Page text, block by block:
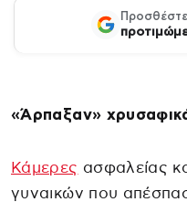
«Άρπαξαν»
Κάμερες ασφαλείας
γυναικών που